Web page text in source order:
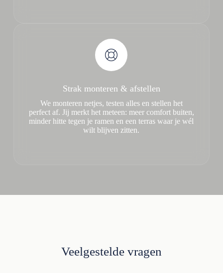
Strak monteren & afstellen
We monteren netjes, testen alles en stellen het
perfect af. Jij merkt het meteen: meer comfort buiten,
minder hitte tegen je ramen en een terras waar je wél
wilt blijven zitten.
Veelgestelde vragen